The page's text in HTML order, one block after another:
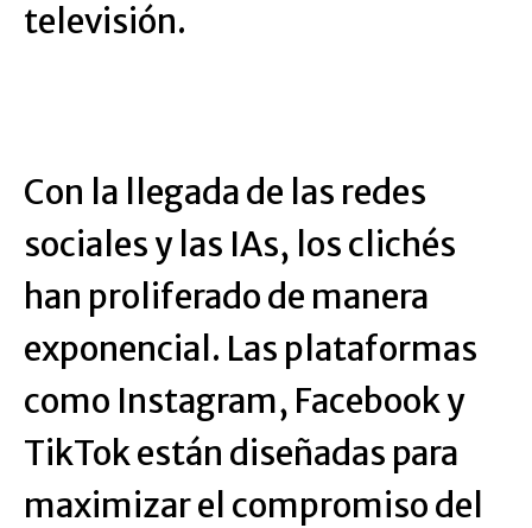
televisión.
Con la llegada de las redes
sociales y las IAs, los clichés
han proliferado de manera
exponencial. Las plataformas
como Instagram, Facebook y
TikTok están diseñadas para
maximizar el compromiso del